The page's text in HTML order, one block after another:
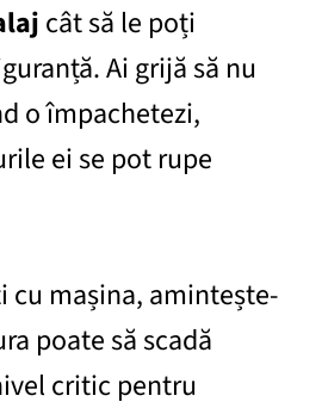
cât să le poți
Ai grijă să nu
o împachetezi,
ei se pot rupe
cu mașina, amintește-
poate să scadă
critic pentru